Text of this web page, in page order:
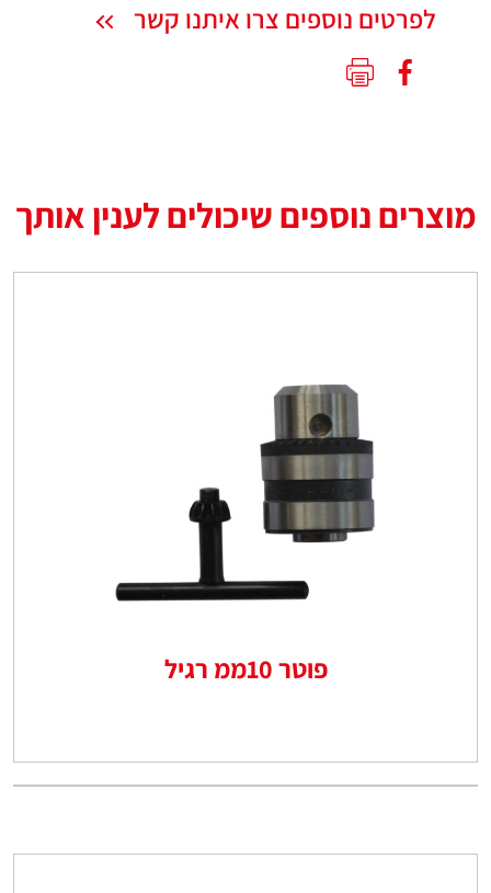
לפרטים נוספים צרו איתנו קשר
מוצרים נוספים שיכולים לענין אותך
פוטר 10ממ רגיל